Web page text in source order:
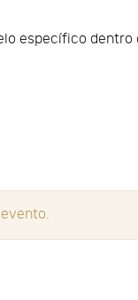
específico dentro